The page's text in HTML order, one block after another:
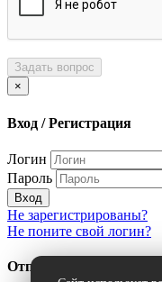
Задать вопрос
×
Вход / Регистрация
Логин
Пароль
Вход
Не зарегистрированы?
Не поните свой логин?
Отправить сообщение